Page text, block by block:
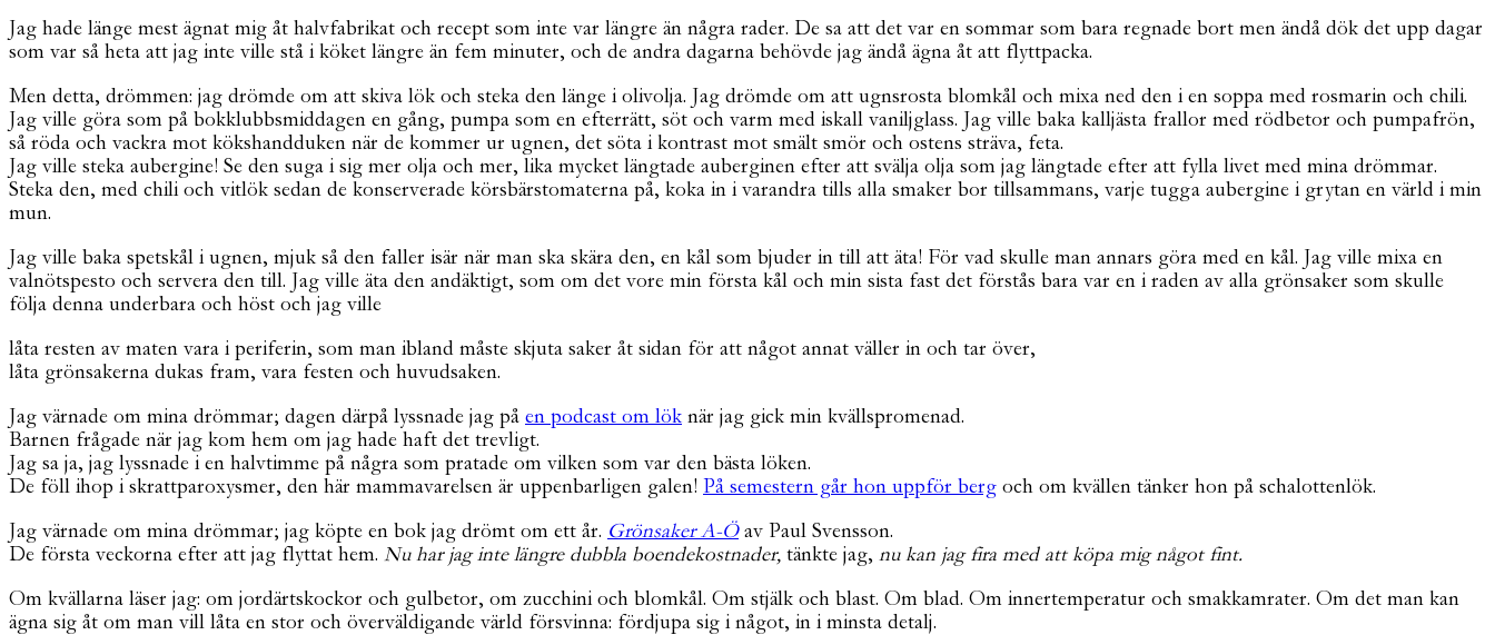
Jag hade länge mest ägnat mig åt halvfabrikat och recept som inte var längre än några rader. De sa att det var en sommar som bara regnade bort men ändå dök det upp dagar
som var så heta att jag inte ville stå i köket längre än fem minuter, och de andra dagarna behövde jag ändå ägna åt att flyttpacka.
Men detta, drömmen: jag drömde om att skiva lök och steka den länge i olivolja. Jag drömde om att ugnsrosta blomkål och mixa ned den i en soppa med rosmarin och chili.
Jag ville göra som på bokklubbsmiddagen en gång, pumpa som en efterrätt, söt och varm med iskall vaniljglass. Jag ville baka kalljästa frallor med rödbetor och pumpafrön,
så röda och vackra mot kökshandduken när de kommer ur ugnen, det söta i kontrast mot smält smör och ostens sträva, feta.
Jag ville steka aubergine! Se den suga i sig mer olja och mer, lika mycket längtade auberginen efter att svälja olja som jag längtade efter att fylla livet med mina drömmar.
Steka den, med chili och vitlök sedan de konserverade körsbärstomaterna på, koka in i varandra tills alla smaker bor tillsammans, varje tugga aubergine i grytan en värld i min
mun.
Jag ville baka spetskål i ugnen, mjuk så den faller isär när man ska skära den, en kål som bjuder in till att äta! För vad skulle man annars göra med en kål. Jag ville mixa en
valnötspesto och servera den till. Jag ville äta den andäktigt, som om det vore min första kål och min sista fast det förstås bara var en i raden av alla grönsaker som skulle
följa denna underbara och höst och jag ville
låta resten av maten vara i periferin, som man ibland måste skjuta saker åt sidan för att något annat väller in och tar över,
låta grönsakerna dukas fram, vara festen och huvudsaken.
Jag värnade om mina drömmar; dagen därpå lyssnade jag på en podcast om lök när jag gick min kvällspromenad.
Barnen frågade när jag kom hem om jag hade haft det trevligt.
Jag sa ja, jag lyssnade i en halvtimme på några som pratade om vilken som var den bästa löken.
De föll ihop i skrattparoxysmer, den här mammavarelsen är uppenbarligen galen! På semestern går hon uppför berg och om kvällen tänker hon på schalottenlök.
Jag värnade om mina drömmar; jag köpte en bok jag drömt om ett år. Grönsaker A-Ö av Paul Svensson.
De första veckorna efter att jag flyttat hem. Nu har jag inte längre dubbla boendekostnader, tänkte jag, nu kan jag fira med att köpa mig något fint.
Om kvällarna läser jag: om jordärtskockor och gulbetor, om zucchini och blomkål. Om stjälk och blast. Om blad. Om innertemperatur och smakkamrater. Om det man kan
ägna sig åt om man vill låta en stor och överväldigande värld försvinna: fördjupa sig i något, in i minsta detalj.